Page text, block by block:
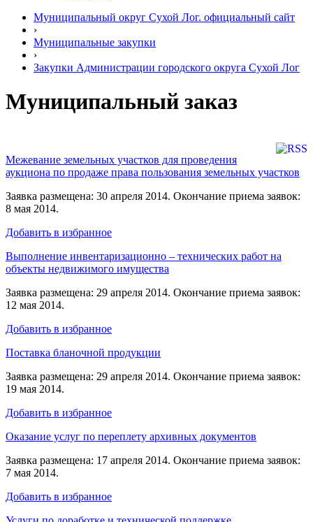
Муниципальный округ Сухой Лог. официальный сайт
›
Муниципальные закупки
›
Закупки Администрации городского округа Сухой Лог
Муниципальный заказ
Межевание земельных участков для проведения
аукциона по продаже права пользования земельных участков
Заявка размещена: 30 апреля 2014. Окончание приема заявок:
8 мая 2014.
Добавить в избранное
Выполнение инвентаризационно – технических работ на
объекты недвижимого имущества
Заявка размещена: 29 апреля 2014. Окончание приема заявок:
12 мая 2014.
Добавить в избранное
Поставка бланочной продукции
Заявка размещена: 29 апреля 2014. Окончание приема заявок:
19 мая 2014.
Добавить в избранное
Оказание услуг по переплету архивных документов
Заявка размещена: 17 апреля 2014. Окончание приема заявок:
7 мая 2014.
Добавить в избранное